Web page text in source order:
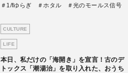
＃1/fゆらぎ ＃ホタル ＃光のモールス信号
CULTURE
LIFE
本日、私だけの「海開き」を宣言！古のデ
トックス「潮湯治」を取り入れた、おうち